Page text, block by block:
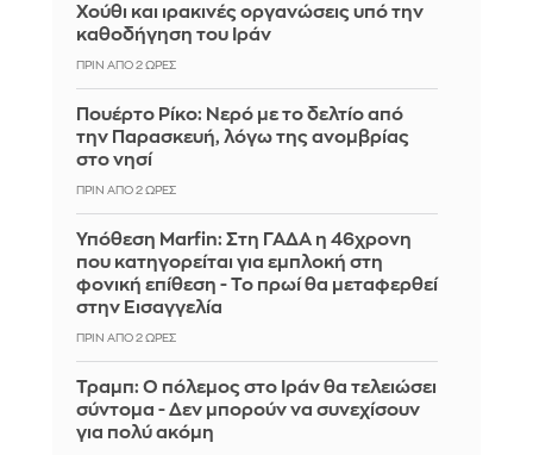
Χούθι και ιρακινές οργανώσεις υπό την
καθοδήγηση του Ιράν
ΠΡΙΝ ΑΠΌ 2 ΏΡΕΣ
Πουέρτο Ρίκο: Νερό με το δελτίο από
την Παρασκευή, λόγω της ανομβρίας
στο νησί
ΠΡΙΝ ΑΠΌ 2 ΏΡΕΣ
Υπόθεση Marfin: Στη ΓΑΔΑ η 46χρονη
που κατηγορείται για εμπλοκή στη
φονική επίθεση - Το πρωί θα μεταφερθεί
στην Εισαγγελία
ΠΡΙΝ ΑΠΌ 2 ΏΡΕΣ
Τραμπ: Ο πόλεμος στο Ιράν θα τελειώσει
σύντομα - Δεν μπορούν να συνεχίσουν
για πολύ ακόμη